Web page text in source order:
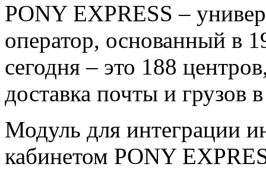
PONY EXPRESS –
оператор, основанный в
сегодня – это 188
доставка почты и грузов
Модуль для интеграции
кабинетом PONY